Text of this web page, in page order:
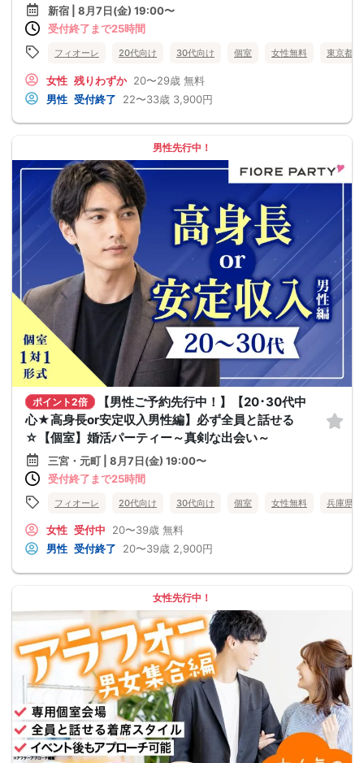
新宿 | 8月7日(金) 19:00〜
受付終了まで25時間
フィオーレ 20代向け 30代向け 個室 女性無料 東京都
女性 残りわずか 20〜29歳 無料
男性 受付終了 22〜33歳 3,900円
男性先行中！
ポイント2倍
【男性ご予約先行中！】【20･30代中
心★高身長or安定収入男性編】必ず全員と話せる
☆【個室】婚活パーティー～真剣な出会い～
三宮・元町 | 8月7日(金) 19:00〜
受付終了まで25時間
フィオーレ 20代向け 30代向け 個室 女性無料 兵庫県
女性 受付中 20〜39歳 無料
男性 受付終了 20〜39歳 2,900円
女性先行中！